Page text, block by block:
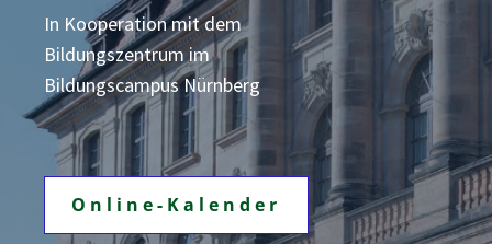
In Kooperation mit dem
Bildungszentrumim
Bildungscampus Nürnberg
Online-Kalender